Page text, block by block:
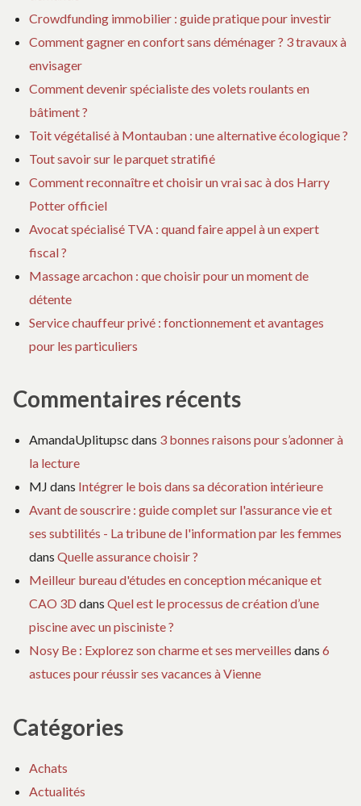
Crowdfunding immobilier : guide pratique pour investir
Comment gagner en confort sans déménager ? 3 travaux à
envisager
Comment devenir spécialiste des volets roulants en
bâtiment ?
Toit végétalisé à Montauban : une alternative écologique ?
Tout savoir sur le parquet stratifié
Comment reconnaître et choisir un vrai sac à dos Harry
Potter officiel
Avocat spécialisé TVA : quand faire appel à un expert
fiscal ?
Massage arcachon : que choisir pour un moment de
détente
Service chauffeur privé : fonctionnement et avantages
pour les particuliers
Commentaires récents
AmandaUplitupsc dans 3 bonnes raisons pour s’adonner à
la lecture
MJ dans Intégrer le bois dans sa décoration intérieure
Avant de souscrire : guide complet sur l'assurance vie et
ses subtilités - La tribune de l'information par les femmes
dans Quelle assurance choisir ?
Meilleur bureau d'études en conception mécanique et
CAO 3D dans Quel est le processus de création d’une
piscine avec un pisciniste ?
Nosy Be : Explorez son charme et ses merveilles dans 6
astuces pour réussir ses vacances à Vienne
Catégories
Achats
Actualités